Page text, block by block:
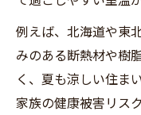
例えば、北海道や東
みのある断熱材や樹
く、夏も涼しい住ま
家族の健康被害リス